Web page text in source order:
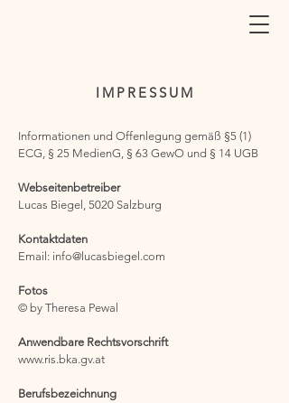
IMPRESSUM
Informationen und Offenlegung gemäß §5 (1)
ECG, § 25 MedienG, § 63 GewO und § 14 UGB
Webseitenbetreiber
Lucas Biegel , 5020 Salzburg
Kontaktdaten
Email: info@lucasbiegel.com
Fotos
© by Theresa Pewal
Anwendbare Rechtsvorschrift
www.ris.bka.gv.at
Berufsbezeichnung